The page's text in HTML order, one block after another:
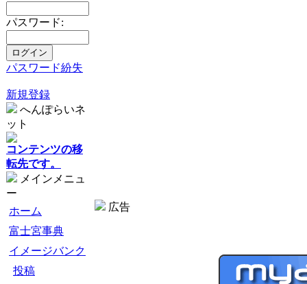
パスワード:
パスワード紛失
新規登録
へんぽらいネ
ット
コンテンツの移
転先です。
メインメニュ
ー
ホーム
富士宮事典
イメージバンク
投稿
広告